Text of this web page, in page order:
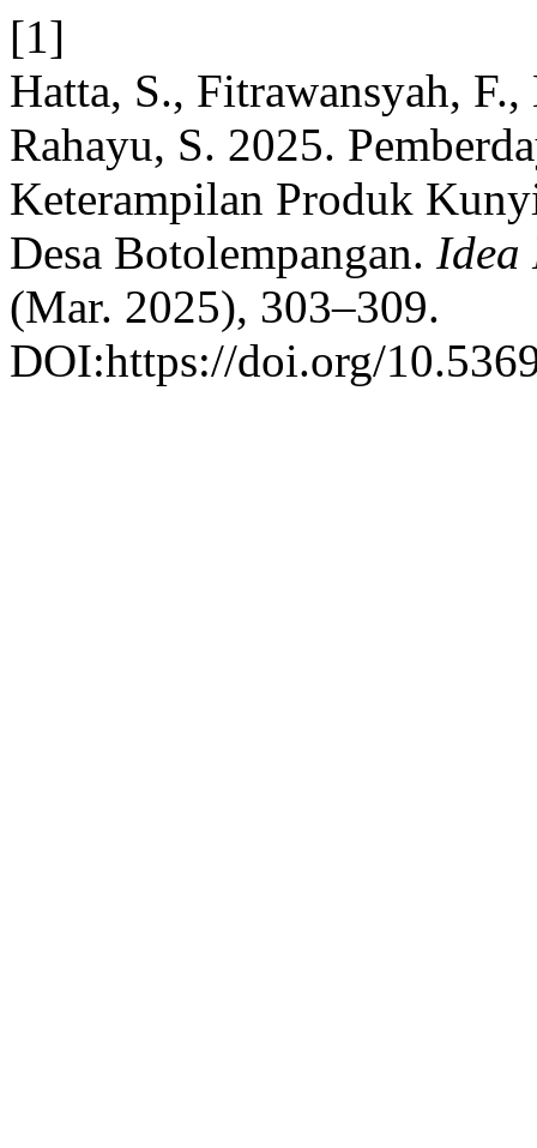
[1]
Hatta, S., Fitrawansyah,
Rahayu, S. 2025.
Keterampilan Produk
Desa Botolempangan. Idea
(Mar. 2025), 303–309.
DOI:https://doi.org/